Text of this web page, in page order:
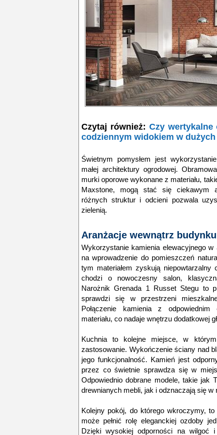
Czytaj również: Czy wertykalne
codziennym widokiem w
Świetnym pomysłem jest
małej architektury ogrodowej.
murki oporowe wykonane z materiału,
Maxstone, mogą stać się ciekawym
różnych struktur i odcieni pozwala
zielenią.
Aranżacje wewnątrz budynku
Wykorzystanie kamienia elewacyjnego
na wprowadzenie do pomieszczeń
tym materiałem zyskują
chodzi o nowoczesny salon,
Narożnik Grenada 1 Russet Stegu to
sprawdzi się w przestrzeni
Połączenie kamienia z odpowiednim
materiału, co nadaje wnętrzu dodatkowej
Kuchnia to kolejne miejsce, w
zastosowanie. Wykończenie ściany nad
jego funkcjonalność. Kamień jest
przez co świetnie sprawdza się w
Odpowiednio dobrane modele, takie jak
drewnianych mebli, jak i odznaczają się
Kolejny pokój, do którego wkroczymy,
może pełnić rolę eleganckiej ozdoby
Dzięki wysokiej odporności na wilgoć